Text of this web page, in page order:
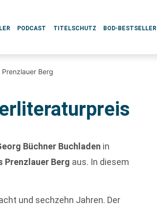
PODCAST TITELSCHUTZ BOD-BESTSELLER
Berg
Büchner Buchladen in
Berg aus. In diesem
und sechzehn Jahren. Der